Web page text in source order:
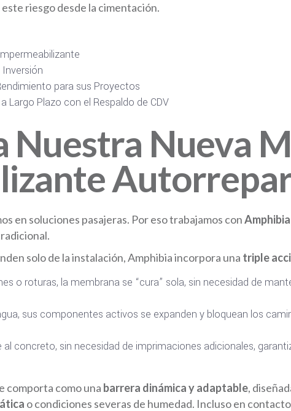
riesgo desde la cimentación.
para sus Proyectos
Largo Plazo con el Respaldo de CDV
Nuestra Nueva
en soluciones pasajeras. Por eso trabajamos con
solo de la instalación, Amphibia incorpora una triple
o roturas, la membrana se “cura” sola, sin necesidad de
sus componentes activos se expanden y bloquean los
concreto, sin necesidad de imprimaciones adicionales,
comporta como una barrera dinámica y adaptable,
o condiciones severas de humedad. Incluso en